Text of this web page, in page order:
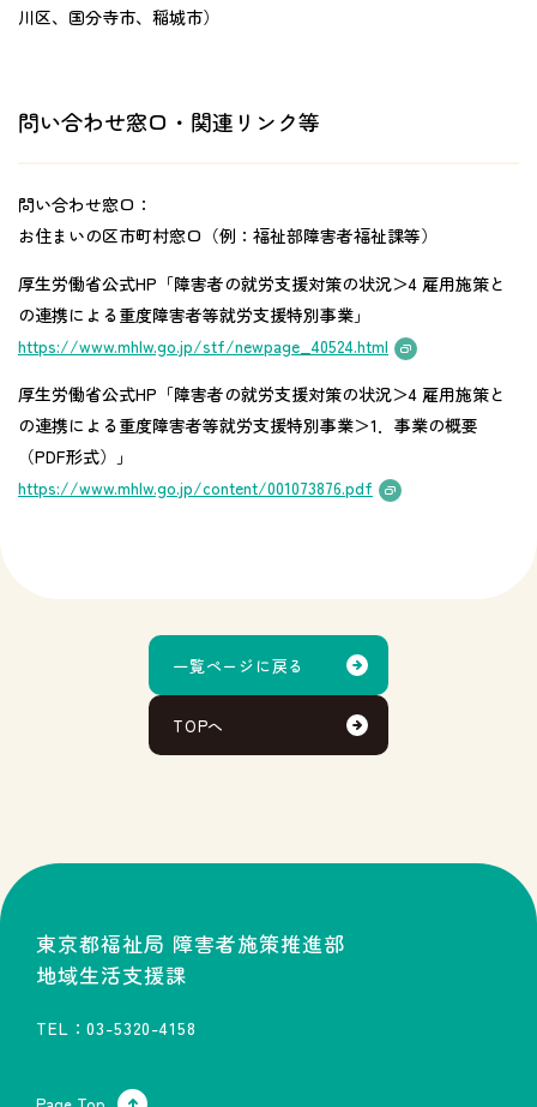
川区、国分寺市、稲城市）
問い合わせ窓口・関連リンク等
問い合わせ窓口：
お住まいの区市町村窓口（例：福祉部障害者福祉課等）
厚生労働省公式HP「障害者の就労支援対策の状況＞4 雇用施策と
の連携による重度障害者等就労支援特別事業」
https://www.mhlw.go.jp/stf/newpage_40524.html
厚生労働省公式HP「障害者の就労支援対策の状況＞4 雇用施策と
の連携による重度障害者等就労支援特別事業＞1．事業の概要
（PDF形式）」
https://www.mhlw.go.jp/content/001073876.pdf
一覧ページに戻る
TOPへ
東京都福祉局 障害者施策推進部
地域生活支援課
TEL：03-5320-4158